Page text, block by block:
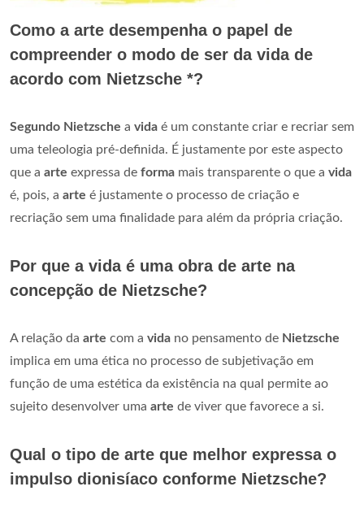
Como a arte desempenha o papel de
compreender o modo de ser da vida de
acordo com Nietzsche *?
Segundo Nietzsche a vida é um constante criar e recriar sem
uma teleologia pré-definida. É justamente por este aspecto
que a arte expressa de forma mais transparente o que a vida
é, pois, a arte é justamente o processo de criação e
recriação sem uma finalidade para além da própria criação.
Por que a vida é uma obra de arte na
concepção de Nietzsche?
A relação da arte com a vida no pensamento de Nietzsche
implica em uma ética no processo de subjetivação em
função de uma estética da existência na qual permite ao
sujeito desenvolver uma arte de viver que favorece a si.
Qual o tipo de arte que melhor expressa o
impulso dionisíaco conforme Nietzsche?